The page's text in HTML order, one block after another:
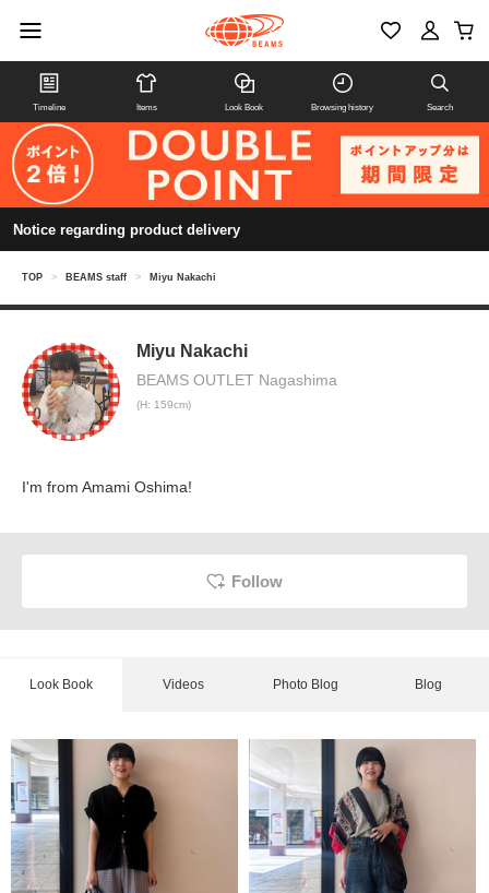
Timeline Items Look Book Browsing history Search
Notice regarding product delivery
TOP > BEAMS staff > Miyu Nakachi
Miyu Nakachi
BEAMS OUTLET Nagashima
(H: 159cm)
I'm from Amami Oshima!
Follow
Look Book Videos Photo Blog Blog